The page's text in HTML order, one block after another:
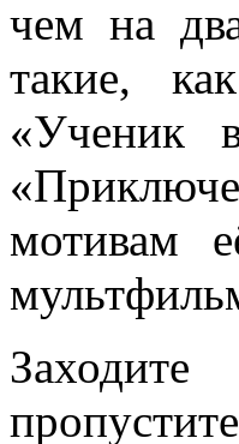
чем на
такие,
«Ученик
мотивам